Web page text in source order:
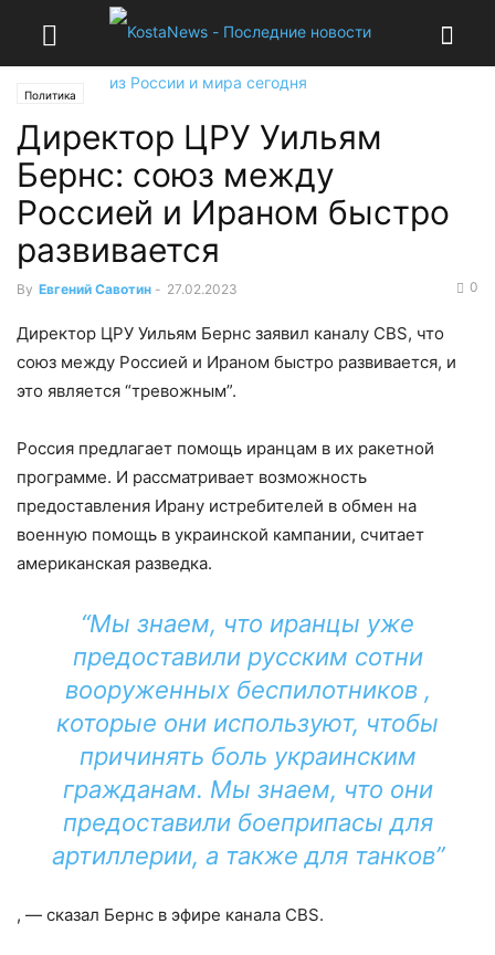
Политика
Директор ЦРУ Уильям
Бернс: союз между
Россией и Ираном быстро
развивается
By Евгений Савотин - 27.02.2023 0
Директор ЦРУ Уильям Бернс заявил каналу CBS, что
союз между Россией и Ираном быстро развивается, и
это является “тревожным”.
Россия предлагает помощь иранцам в их ракетной
программе. И рассматривает возможность
предоставления Ирану истребителей в обмен на
военную помощь в украинской кампании, считает
американская разведка.
“Мы знаем, что иранцы уже
предоставили русским сотни
вооруженных беспилотников ,
которые они используют, чтобы
причинять боль украинским
гражданам. Мы знаем, что они
предоставили боеприпасы для
артиллерии, а также для танков”
, — сказал Бернс в эфире канала CBS.